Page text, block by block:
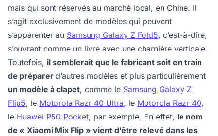
mais qui sont réservés au marché local, en Chine. Il
s’agit exclusivement de modèles qui peuvent
s’apparenter au Samsung Galaxy Z Fold5, c’est-à-dire,
s’ouvrant comme un livre avec une charnière verticale.
Toutefois, il semblerait que le fabricant soit en train
de préparer d’autres modèles et plus particulièrement
un modèle à clapet, comme le Samsung Galaxy Z
Flip5, le Motorola Razr 40 Ultra, le Motorola Razr 40,
le Huawei P50 Pocket, par exemple. En effet, le nom
de « Xiaomi Mix Flip » vient d’être relevé dans les